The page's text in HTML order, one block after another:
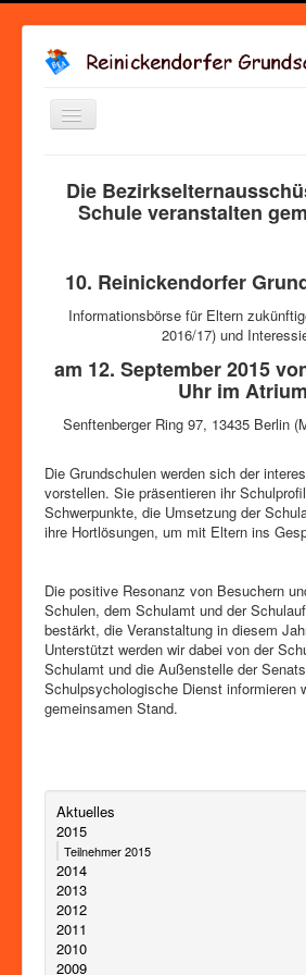
Navigation
Die
Schule veranstalten
10. Reinickendorfer
Informationsbörse für Eltern
2016/17) und
am 12. September 2015
Uhr im Atrium
Senftenberger Ring 97, 13435 Berlin
Die Grundschulen werden sich der
vorstellen. Sie präsentieren ihr
Schwerpunkte, die Umsetzung der
ihre Hortlösungen, um mit Eltern ins
Die positive Resonanz von Besuchern
Schulen, dem Schulamt und der
bestärkt, die Veranstaltung in diesem
Unterstützt werden wir dabei von der
Schulamt und die Außenstelle der
Schulpsychologische Dienst informieren
gemeinsamen Stand.
Aktuelles
2015
Teilnehmer 2015
2014
2013
2012
2011
2010
2009